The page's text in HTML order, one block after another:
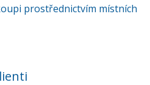
prostřednictvím místních